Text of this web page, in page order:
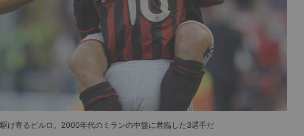
け寄るピルロ。2000年代のミランの中盤に君臨した3選手だ